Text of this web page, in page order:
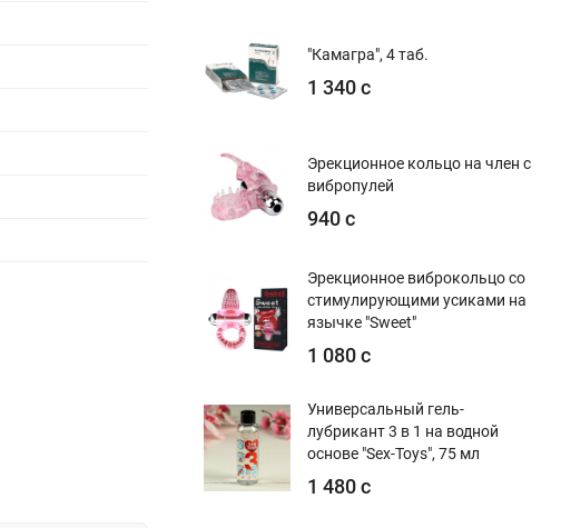
"Камагра", 4 таб.
1 340 с
Эрекционное кольцо на член с
вибропулей
940 с
Эрекционное виброкольцо со
стимулирующими усиками на
язычке "Sweet"
1 080 с
Универсальный гель-
лубрикант 3 в 1 на водной
основе "Sex-Toys", 75 мл
1 480 с